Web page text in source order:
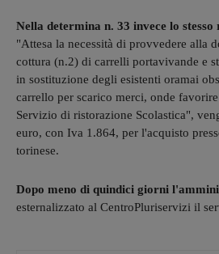
Nella determina n. 33 invece lo stesso
"Attesa la necessità di provvedere alla
cottura (n.2) di carrelli portavivande e
in sostituzione degli esistenti oramai
carrello per scarico merci, onde
Servizio di ristorazione Scolastica",
euro, con Iva 1.864, per l'acquisto
torinese.
Dopo meno di quindici giorni
esternalizzato al CentroPluriservizi il